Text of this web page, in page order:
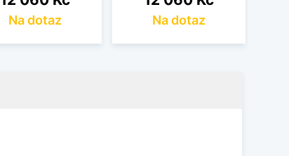
Na dotaz Na dotaz